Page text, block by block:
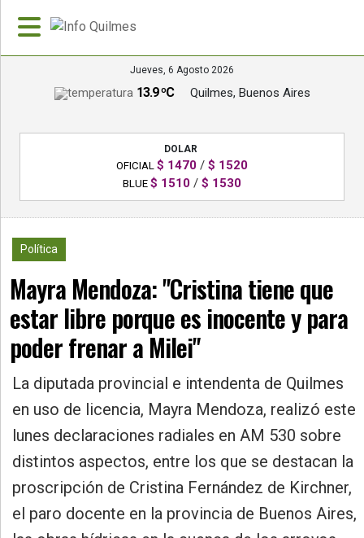
»
Policiales
»
Política
»
Provincia
»
Salud
»
Cultura
»
Jueves, 6 Agosto 2026
13.9 ºC Quilmes, Buenos Aires
DOLAR
OFICIAL $ 1470 / $ 1520
BLUE $ 1510 / $ 1530
Política
Mayra Mendoza: "Cristina tiene que
estar libre porque es inocente y para
poder frenar a Milei"
La diputada provincial e intendenta de Quilmes
en uso de licencia, Mayra Mendoza, realizó este
lunes declaraciones radiales en AM 530 sobre
distintos aspectos, entre los que se destacan la
proscripción de Cristina Fernández de Kirchner,
el paro docente en la provincia de Buenos Aires,